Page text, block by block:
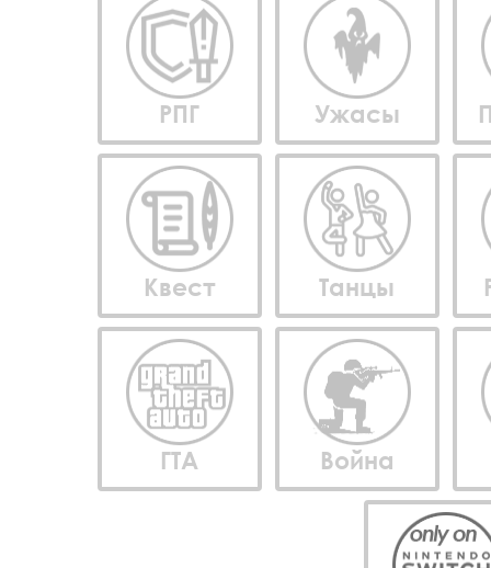
РПГ Ужасы
Квест Танцы
ГТА Война